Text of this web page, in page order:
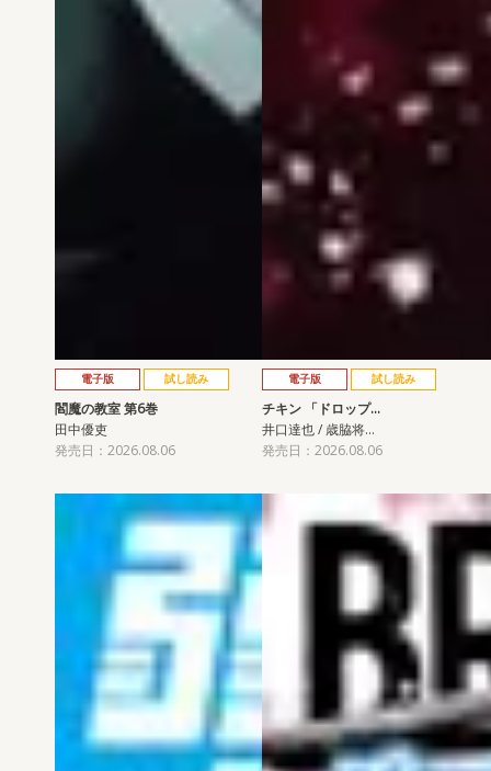
電子版 試し読み
閻魔の教室 第6巻
田中優吏
発売日：2026.08.06
電子版 試し読み
チキン 「ドロップ…
井口達也 / 歳脇将…
発売日：2026.08.06